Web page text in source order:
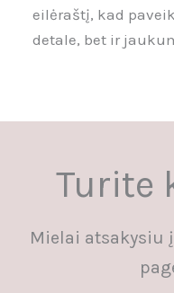
eilėraštį, kad
detale, bet ir
Turite
Mielai